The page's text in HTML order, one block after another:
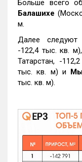
Больше всего
Балашихе
м.
Далее следуют
-122,4 тыс. кв. м),
Татарстан, -
тыс. кв. м) и
тыс. кв. м).